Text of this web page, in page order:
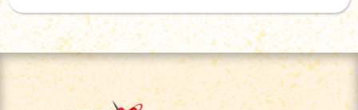
12x18мл, МК